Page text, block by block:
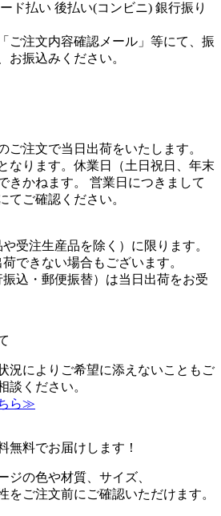
ド払い 後払い(コンビニ) 銀行振り
ご注文内容確認メール」等にて、振
お振込みください。
ご注文で当日出荷をいたします。
なります。休業日（土日祝日、年末
きかねます。 営業日につきまして
てご確認ください。
受注生産品を除く）に限ります。
できない場合もございます。
込・郵便振替）は当日出荷をお受
況によりご希望に添えないこともご
談ください。
ら≫
無料でお届けします！
ジの色や材質、サイズ、
をご注文前にご確認いただけます。